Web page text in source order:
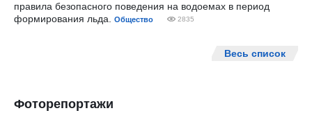
правила безопасного поведения на водоемах в период
формирования льда.
Общество 2835
Весь список
Фоторепортажи